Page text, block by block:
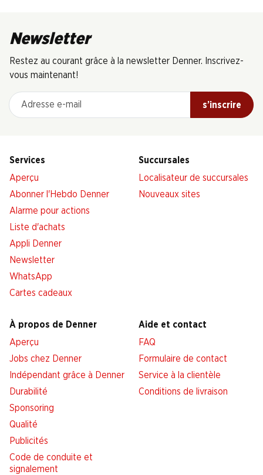
Newsletter
Restez au courant grâce à la newsletter Denner. Inscrivez-
vous maintenant!
Adresse e-mail
s’inscrire
Services
Aperçu
Abonner l'Hebdo Denner
Alarme pour actions
Liste d'achats
Appli Denner
Newsletter
WhatsApp
Cartes cadeaux
Succursales
Localisateur de succursales
Nouveaux sites
À propos de Denner
Aperçu
Jobs chez Denner
Indépendant grâce à Denner
Durabilité
Sponsoring
Qualité
Publicités
Code de conduite et
signalement
Aide et contact
FAQ
Formulaire de contact
Service à la clientèle
Conditions de livraison